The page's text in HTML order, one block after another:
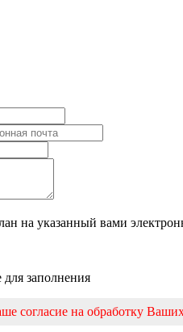
на указанный вами
заполнения
согласие на обработку